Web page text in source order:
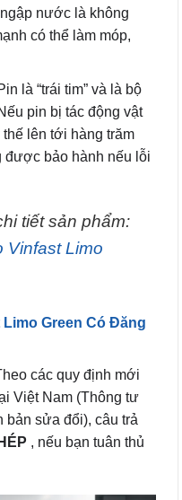
nước là không
có thể làm móp,
là “trái tim” và là bộ
pin bị tác động vật
lên tới hàng trăm
được bảo hành nếu lỗi
tiết sản phẩm:
Vinfast Limo
Limo Green Có Đăng
các quy định mới
Việt Nam (Thông tư
bản sửa đổi), câu trả
, nếu bạn tuân thủ